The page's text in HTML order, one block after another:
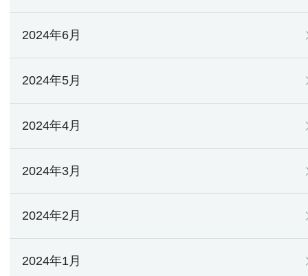
2024年6月
2024年5月
2024年4月
2024年3月
2024年2月
2024年1月